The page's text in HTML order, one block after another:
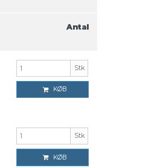
Antal
Stk
KØB
Stk
KØB